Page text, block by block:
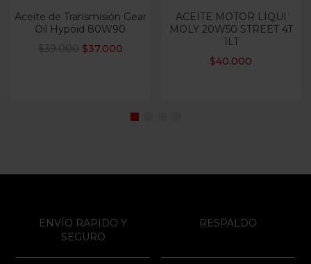
Aceite de Transmisión Gear
Oil Hypoid 80W90
$39.000 $37.000
ACEITE MOTOR LIQUI
MOLY 20W50 STREET 4T
1LT
$40.000
ENVÍO RAPIDO Y
SEGURO
RESPALDO